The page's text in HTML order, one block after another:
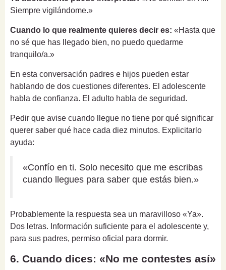
Siempre vigilándome.»
Cuando lo que realmente quieres decir es: «Hasta que
no sé que has llegado bien, no puedo quedarme
tranquilo/a.»
En esta conversación padres e hijos pueden estar
hablando de dos cuestiones diferentes. El adolescente
habla de confianza. El adulto habla de seguridad.
Pedir que avise cuando llegue no tiene por qué significar
querer saber qué hace cada diez minutos. Explicitarlo
ayuda:
«Confío en ti. Solo necesito que me escribas
cuando llegues para saber que estás bien.»
Probablemente la respuesta sea un maravilloso «Ya».
Dos letras. Información suficiente para el adolescente y,
para sus padres, permiso oficial para dormir.
6. Cuando dices: «No me contestes así»